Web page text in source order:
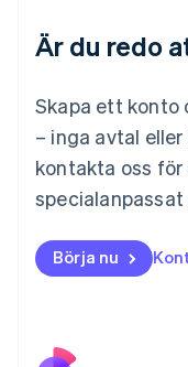
Är du redo
Skapa ett konto
– inga avtal
kontakta oss
Börja nu
FrançaisDeutsch
Malta
English
Mexiko
Español English
Nederländerna
Norge
English
English